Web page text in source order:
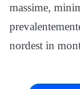
massime,
nordest in